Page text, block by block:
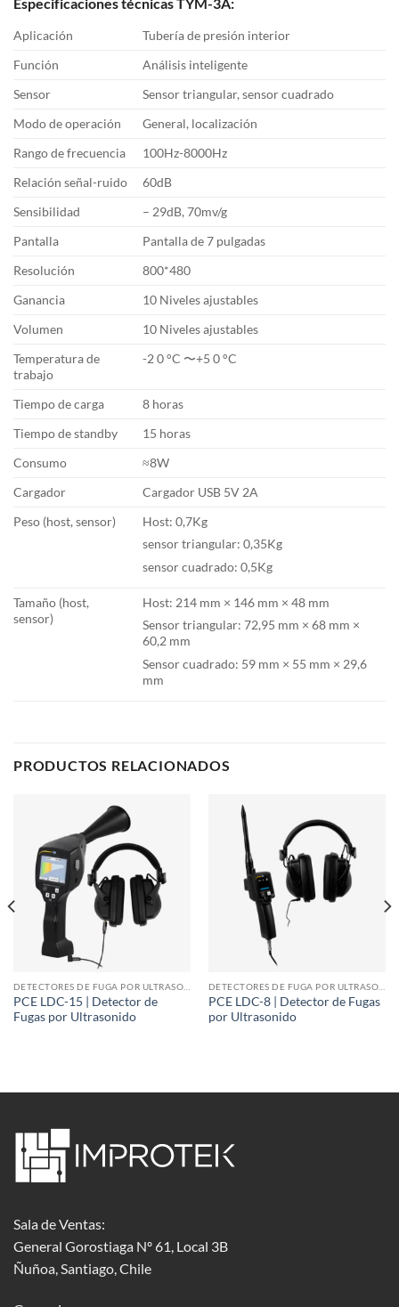
Aplicación
Tubería de presión interior
Función
Análisis inteligente
Sensor
Sensor triangular, sensor cuadrado
Modo de operación
General, localización
Rango de frecuencia
100Hz-8000Hz
Relación señal-ruido
60dB
Sensibilidad
– 29dB, 70mv/g
Pantalla
Pantalla de 7 pulgadas
Resolución
800*480
Ganancia
10 Niveles ajustables
Volumen
10 Niveles ajustables
Temperatura de
trabajo
-2 0 °C 〜+5 0 °C
Tiempo de carga
8 horas
Tiempo de standby
15 horas
Consumo
≈8W
Cargador
Cargador USB 5V 2A
Peso (host, sensor)
Host: 0,7Kg
sensor triangular: 0,35Kg
sensor cuadrado: 0,5Kg
Tamaño (host,
sensor)
Host: 214 mm × 146 mm × 48 mm
Sensor triangular: 72,95 mm × 68 mm ×
60,2 mm
Sensor cuadrado: 59 mm × 55 mm × 29,6
mm
PRODUCTOS RELACIONADOS
PCE LDC-15 | Detector de
Fugas por Ultrasonido
PCE LDC-8 | Detector de Fugas
por Ultrasonido
Sala de Ventas:
General Gorostiaga Nº 61, Local 3B
Ñuñoa, Santiago, Chile